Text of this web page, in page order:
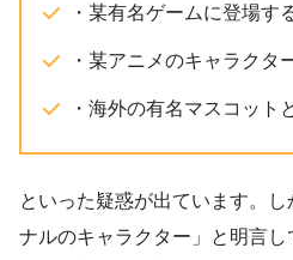
・某有名ゲームに登場す
・某アニメのキャラクタ
・海外の有名マスコット
といった疑惑が出ています。
ナルのキャラクター」と明言